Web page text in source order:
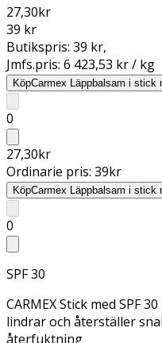
27,30kr
39 kr
Butikspris: 39 kr,
Jmfs.pris: 6 423,53 kr / kg
KöpCarmex Läppbalsam i stick
0
27,30kr
Ordinarie pris: 39kr
KöpCarmex Läppbalsam i stick
0
SPF 30
CARMEX Stick med SPF
lindrar och återställer
återfuktning